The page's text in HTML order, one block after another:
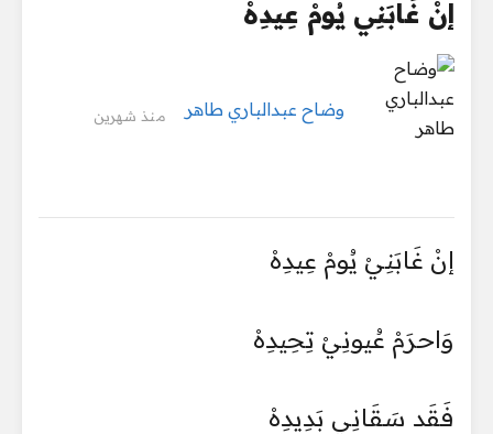
إنْ غَابَنِي يُومْ عِيدِهْ
وضاح عبدالباري طاهر منذ شهرين
إنْ غَابَنِيْ يُومْ عِيدِهْ
وَاحرَمْ عُيونِيْ تِحِيدِهْ
فَقَد سَقَانِي بَدِيدِهْ